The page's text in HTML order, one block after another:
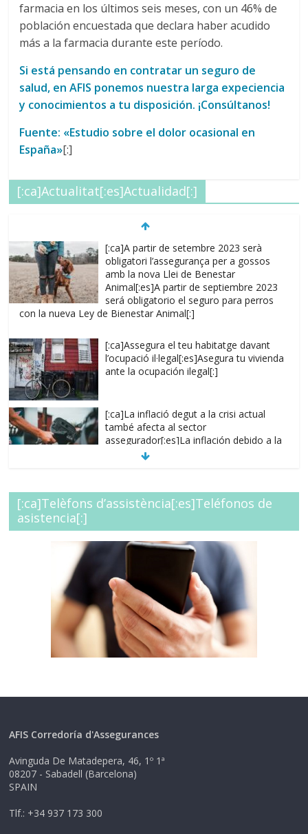
farmacia en los últimos seis meses, con un 46% de
población encuestada que declara haber acudido
más a la farmacia durante este período.
Si está pensando en contratar un seguro de
salud, en AFIS ponemos nuestra larga expeciencia
y conocimientos a tu disposición. ¡Consúltanos!
Fuente: «Estudio sobre el dolor ocasional en
España»[:]
[:ca]Actualitat[:es]Actualidad[:]
[:ca]A partir de setembre 2023 serà
obligatori l’assegurança per a gossos
amb la nova Llei de Benestar
Animal[:es]A partir de septiembre 2023
será obligatorio el seguro para perros
con la nueva Ley de Bienestar Animal[:]
[:ca]Assegura el teu habitatge davant
l’ocupació il·legal[:es]Asegura tu vivienda
ante la ocupación ilegal[:]
[:ca]La inflació degut a la crisi actual
també afecta al sector
assegurador[:es]La inflación debido a la
crisis actual también afecta al sector
[:es]Regulariza tus capitales, evita
situaciones de
d’infrassegurança.[:]
[:ca]Telèfons d’assistència[:es]Teléfonos de
asistencia[:]
AFIS Corredoría d'Assegurances
Avinguda De Matadepera, 46, 1º 1ª
08207 - Sabadell (Barcelona)
SPAIN
Tlf.: +34 937 173 300